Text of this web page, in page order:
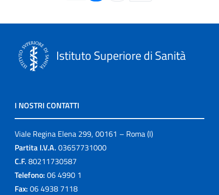
Istituto Superiore di Sanità
I NOSTRI CONTATTI
Viale Regina Elena 299, 00161 – Roma (I)
Partita I.V.A. 03657731000
C.F. 80211730587
Telefono: 06 4990 1
Fax: 06 4938 7118